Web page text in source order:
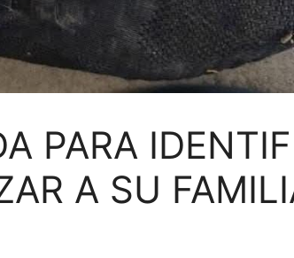
PARA
A SU